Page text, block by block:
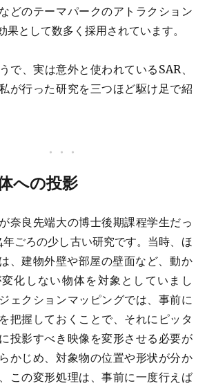
どのテーマパークのアトラクション
果として数多く採用されています。
で、実は意外と使われているSAR、
が行った研究を三つほど駆け足で紹
への投影
奈良先端大の博士後期課程学生だっ
ごろの少し古い研究です。当時、ほ
、建物外壁や部屋の壁面など、動か
化しない物体を対象としていまし
ェクションマッピングでは、事前に
把握しておくことで、それにピッタ
投影すべき映像を変形させる必要が
かじめ、対象物の位置や形状が分か
この変形処理は、事前に一度行えば